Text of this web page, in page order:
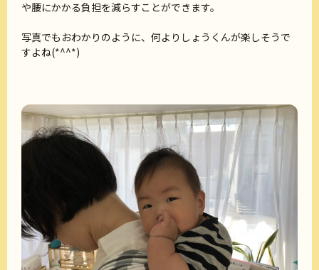
や腰にかかる負担を減らすことができます。
写真でもおわかりのように、何よりしょうくんが楽しそうで
すよね(*^^*)